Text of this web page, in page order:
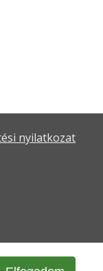
nyilatkozat